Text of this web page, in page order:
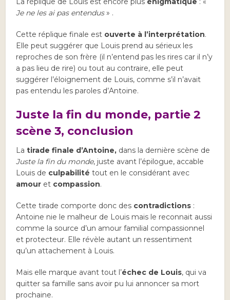
Je ne les ai pas entendus» .
Cette réplique finale est ouverte à l’interprétation.
Elle peut suggérer que Louis prend au sérieux les
reproches de son frère (il n’entend pas les rires car il n’y
a pas lieu de rire) ou tout au contraire, elle peut
suggérer l’éloignement de Louis, comme s’il n’avait
pas entendu les paroles d’Antoine.
Juste la fin du monde, partie 2
scène 3, conclusion
La tirade finale d’Antoine, dans la dernière scène de
Juste la fin du monde, juste avant l’épilogue, accable
Louis de culpabilité tout en le considérant avec
amour et compassion.
Cette tirade comporte donc des contradictions :
Antoine nie le malheur de Louis mais le reconnait aussi
comme la source d’un amour familial compassionnel
et protecteur. Elle révèle autant un ressentiment
qu’un attachement à Louis.
Mais elle marque avant tout l’échec de Louis, qui va
quitter sa famille sans avoir pu lui annoncer sa mort
prochaine.